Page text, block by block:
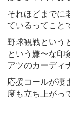
それほどまでに
ているってこと
野球観戦という
という嫌〜な印
アツのカーディ
応援コールが凄
度も立ち上がっ